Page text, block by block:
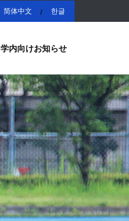
简体中文 한글
学内向けお知らせ